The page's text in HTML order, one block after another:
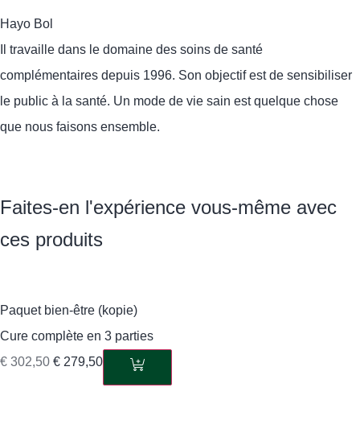
Hayo Bol
Il travaille dans le domaine des soins de santé
complémentaires depuis 1996. Son objectif est de sensibiliser
le public à la santé. Un mode de vie sain est quelque chose
que nous faisons ensemble.
Faites-en l'expérience vous-même avec
ces produits
Paquet bien-être (kopie)
Cure complète en 3 parties
€ 302,50 € 279,50